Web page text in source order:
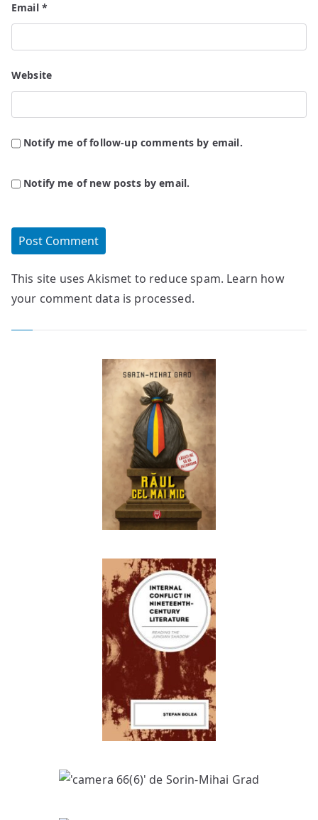
Email *
Website
Notify me of follow-up comments by email.
Notify me of new posts by email.
This site uses Akismet to reduce spam. Learn how
your comment data is processed.